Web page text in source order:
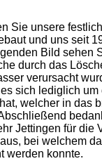
Sie unsere
und uns seit
Bild sehen
durch das
verursacht
sich lediglich
welcher in das
Jettingen für die
bei welchem
werden konnte.